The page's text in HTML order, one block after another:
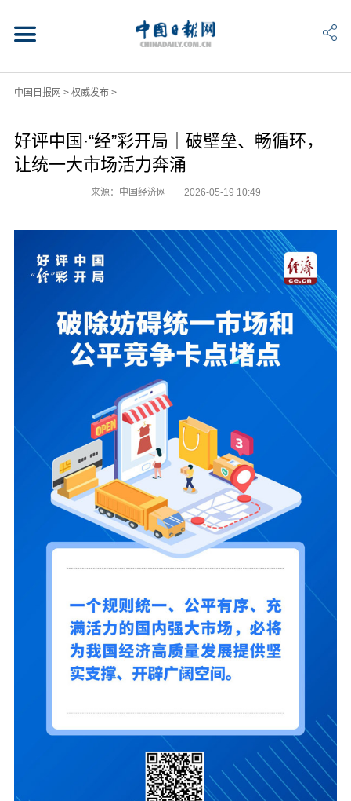
中国日报网 > 权威发布>
好评中国·“经”彩开局｜破壁垒、畅循环，
让统一大市场活力奔涌
来源：中国经济网 2026-05-19 10:49